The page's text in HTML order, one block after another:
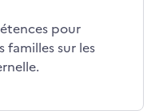
pour
familles sur les